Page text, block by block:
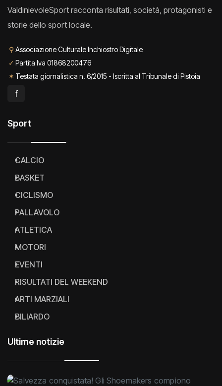
ValdinievoleSport racconta risultati, società, protagonisti e
storie dello sport locale.
⚲ Associazione Culturale Inchiostro Digitale
✓ Partita Iva 01868200476
✶ Testata giornalistica n. 6/2015 - Iscritta al Tribunale di Pistoia
f
Sport
CALCIO
BASKET
CICLISMO
PALLAVOLO
ATLETICA
MOTORI
EVENTI
RISULTATI DEL WEEKEND
ARTI MARZIALI
BILIARDO
Ultime notizie